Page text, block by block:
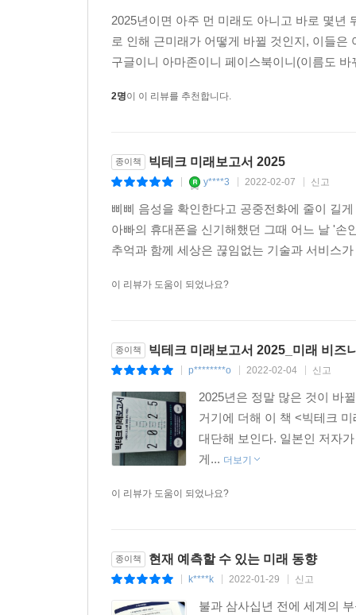
2025년이면 아주 먼 미래도 아니고 바로 몇년
로 인해 근미래가 어떻게 바뀔 것인지, 이들
구글이니 아마존이니 페이스북이니(이름도
2명이 이 리뷰를 추천합니다.
종이책 빅테크 미래보고서 2025
y****3 2022-02-07 신고
삐삐 음성을 확인한다고 공중전화에 줄이 길
아빠의 휴대폰을 신기해했던 그때 어느 날 '손
추억과 함께 세상은 끊임없는 기술과 서비스
이 리뷰가 도움이 되었나요?
종이책 빅테크 미래보고서 2025_미래 비즈
p********o 2022-02-04 신고
2025년은 정말 많은 것이 바
거기에 더해 이 책 <빅테크
대단해 보인다. 일본인 저자
게... 더보기
이 리뷰가 도움이 되었나요?
종이책 현재 예측할 수 있는 미래 동향
k****k 2022-01-29 신고
불과 삼사십년 전에 세계의